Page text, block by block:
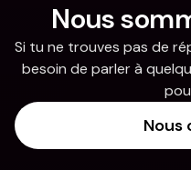
Nous
Si tu ne trouves pas de
besoin de parler à